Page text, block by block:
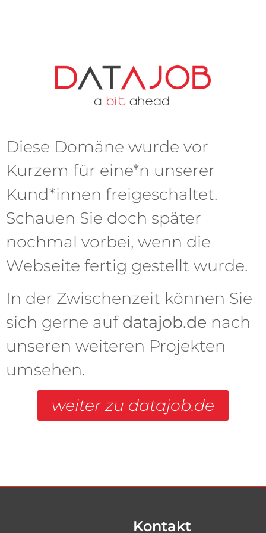
Diese Domäne wurde vor
Kurzem für eine*n unserer
Kund*innen freigeschaltet.
Schauen Sie doch später
nochmal vorbei, wenn die
Webseite fertig gestellt wurde.
In der Zwischenzeit können Sie
sich gerne auf datajob.de nach
unseren weiteren Projekten
umsehen.
weiter zu datajob.de
Kontakt